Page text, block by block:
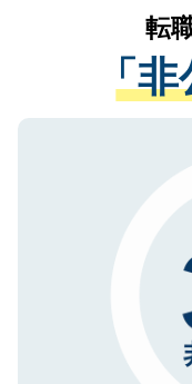
は、個人情
管理基準を
る、プライ
ご登録いた
で、機密保
かがいして
経験をまじ
させていた
ない方には
ので、まず
転
「